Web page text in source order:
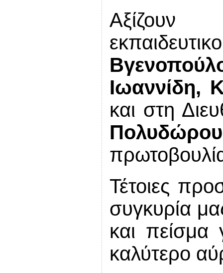
Αξίζουν
Ιωαννίδη,
και στη
Πολυδώρου
Τέτοιες
συγκυρία
και πείσμα
καλύτερο